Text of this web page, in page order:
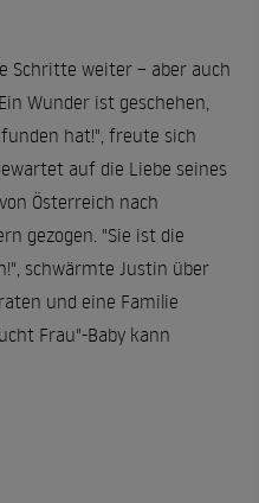
Schritte weiter – aber auch
Wunder ist geschehen,
hat!", freute sich
auf die Liebe seines
Österreich nach
gezogen. "Sie ist die
schwärmte Justin über
und eine Familie
Frau"-Baby kann